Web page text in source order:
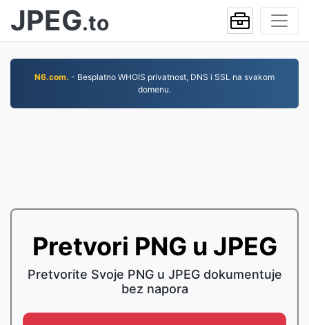
JPEG.to
N6.com. - Besplatno WHOIS privatnost, DNS i SSL na svakom
domenu.
Pretvori PNG u JPEG
Pretvorite Svoje PNG u JPEG dokumentuje
bez napora